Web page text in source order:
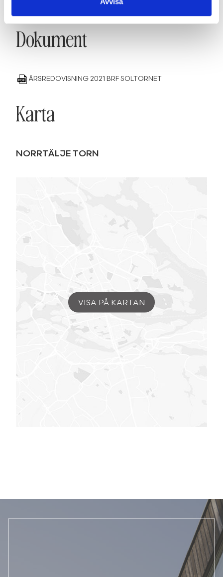
Dokument
ÅRSREDOVISNING 2021 BRF SOLTORNET
Karta
NORRTÄLJE TORN
VISA PÅ KARTAN